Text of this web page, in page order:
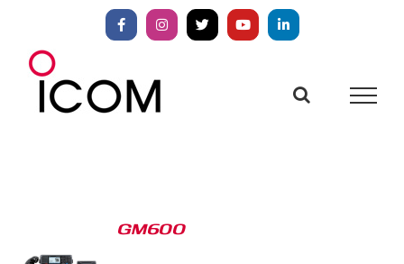
springen
FacebookInstagram
X YouTubeLinkedIn
GM600